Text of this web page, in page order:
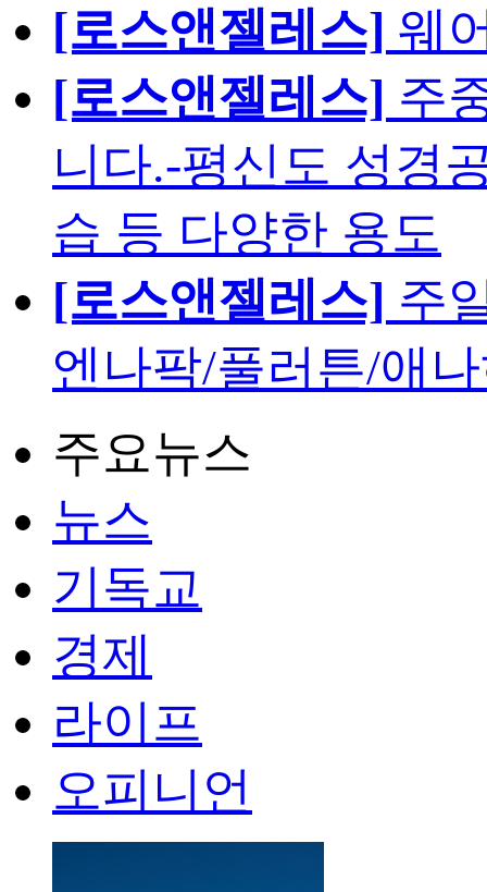
[로스앤젤레스] 웨
[로스앤젤레스] 주
니다.-평신도 성경
습 등 다양한 용도
[로스앤젤레스] 주
엔나팍/풀러튼/애
주요뉴스
뉴스
기독교
경제
라이프
오피니언